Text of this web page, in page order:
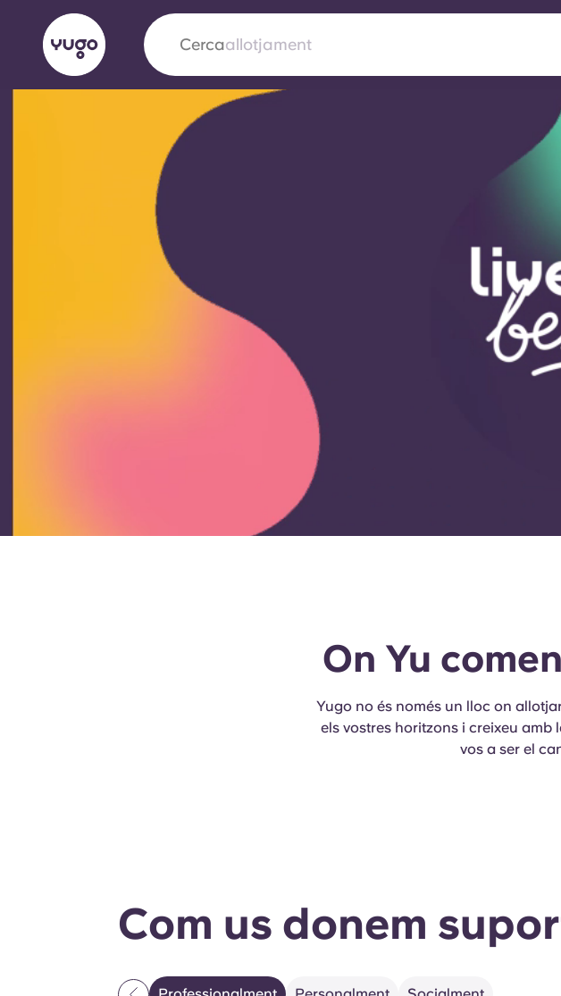
Cercaciutat
Ubicacions
Yugo x VCARB: Impulsant una nova era
en l'habitatge per a estudiants
Yugo La col·laboració pionera de amb VCARB fomenta la
innovació, l'ambició i els moments inoblidables per als estudiants.
English (GB)
Portuguese
On Yu
Yugo no és només un lloc on
els vostres horitzons i creixeu
vos a ser el
Com us donem